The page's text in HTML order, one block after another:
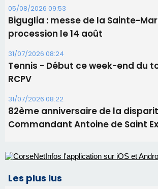
06/08/2026 15:25
Corte – L’association A Nuciola
projection sous les étoiles
06/08/2026 15:04
Alata - Soirée Tango Argentin au
Benedetto
05/08/2026 09:53
Biguglia : messe de la Sainte-
procession le 14 août
Tennis - Début ce week-end du
RCPV